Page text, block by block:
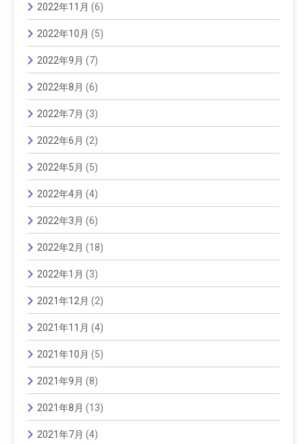
2022年11月 (6)
2022年10月 (5)
2022年9月 (7)
2022年8月 (6)
2022年7月 (3)
2022年6月 (2)
2022年5月 (5)
2022年4月 (4)
2022年3月 (6)
2022年2月 (18)
2022年1月 (3)
2021年12月 (2)
2021年11月 (4)
2021年10月 (5)
2021年9月 (8)
2021年8月 (13)
2021年7月 (4)